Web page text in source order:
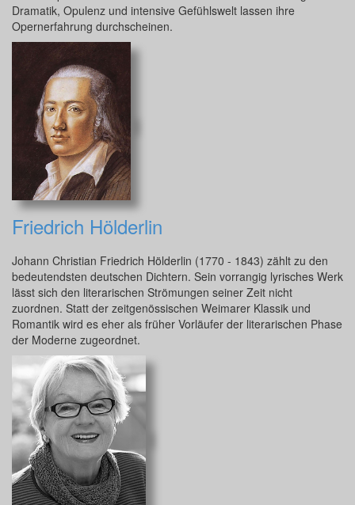
Dramatik, Opulenz und intensive Gefühlswelt lassen ihre
Opernerfahrung durchscheinen.
Friedrich Hölderlin
Johann Christian Friedrich Hölderlin (1770 - 1843) zählt zu den
bedeutendsten deutschen Dichtern. Sein vorrangig lyrisches Werk
lässt sich den literarischen Strömungen seiner Zeit nicht
zuordnen. Statt der zeitgenössischen Weimarer Klassik und
Romantik wird es eher als früher Vorläufer der literarischen Phase
der Moderne zugeordnet.